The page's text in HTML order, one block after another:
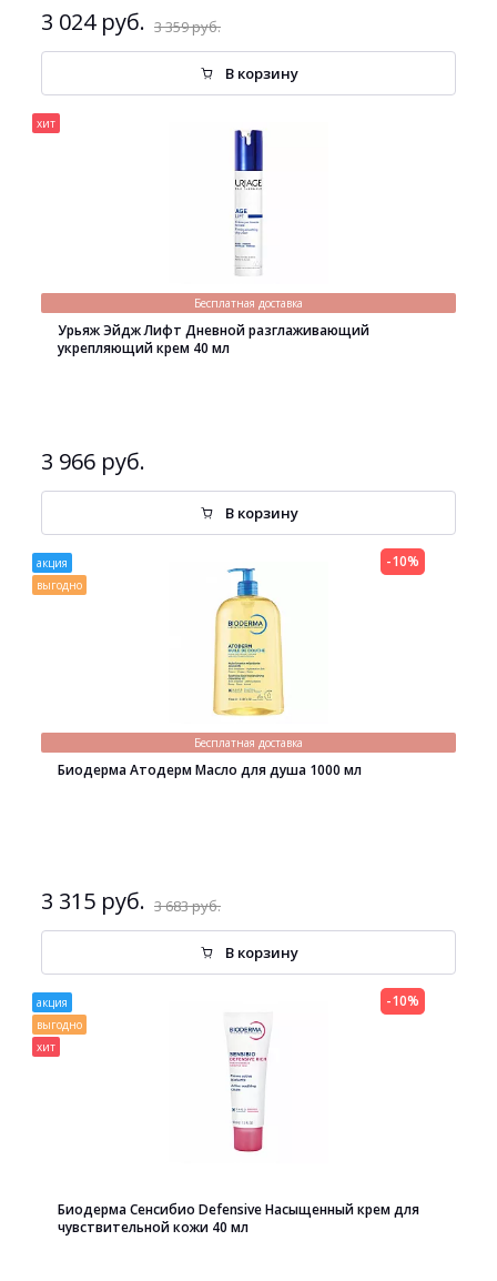
3 024 руб. 3 359 руб.
В корзину
хит
Бесплатная доставка
Урьяж Эйдж Лифт Дневной разглаживающий
укрепляющий крем 40 мл
3 966 руб.
В корзину
акция
выгодно
Бесплатная доставка
Биодерма Атодерм Масло для душа 1000 мл
3 315 руб. 3 683 руб.
-10%
В корзину
акция
выгодно
хит
Биодерма Сенсибио Defensive Насыщенный крем для
чувствительной кожи 40 мл
-10%